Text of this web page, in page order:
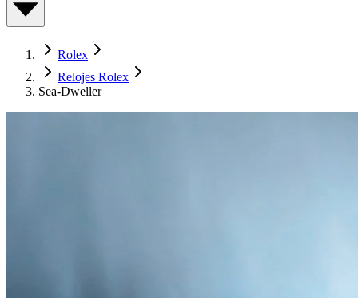
Rolex
Relojes Rolex
Sea-Dweller